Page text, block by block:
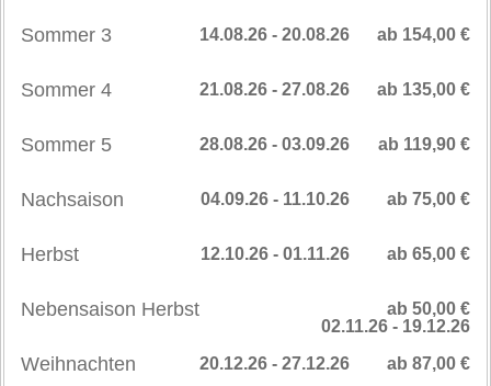
Sommer 3 ab 154,00 €
14.08.26 - 20.08.26
Sommer 4 ab 135,00 €
21.08.26 - 27.08.26
Sommer 5 ab 119,90 €
28.08.26 - 03.09.26
Nachsaison ab 75,00 €
04.09.26 - 11.10.26
Herbst ab 65,00 €
12.10.26 - 01.11.26
Nebensaison Herbst
ab 50,00 €
02.11.26 - 19.12.26
Weihnachten ab 87,00 €
20.12.26 - 27.12.26